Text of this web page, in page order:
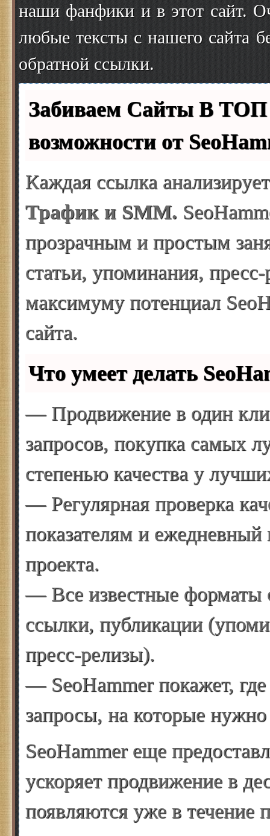
наши фанфики и в этот сайт.
любые тексты с нашего сайта
обратной ссылки.
Забиваем Сайты В
возможности от
Каждая ссылка
Трафик и SMM.
прозрачным и простым
статьи, упоминания,
максимуму потенциал
сайта.
Что умеет делать
— Продвижение в один
запросов, покупка самых
степенью качества у
— Регулярная проверка
показателям и ежедневный
проекта.
— Все известные форматы
ссылки, публикации
пресс-релизы).
— SeoHammer покажет,
запросы, на которые
SeoHammer еще
ускоряет продвижение в
появляются уже в течение